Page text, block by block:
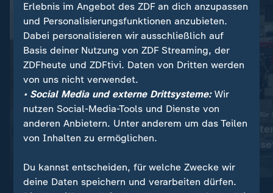
Verteidigung gegen Russland
"Selenskyj setzt vor allen
Dingen auf die USA"
Video
Sonntagsfahrverbot für
verteidigt
Video 1:48
Erlebnis im Angebot des ZDF an dich anzupassen
und Personalisierungsfunktionen anzubieten.
Dabei personalisieren wir ausschließlich auf
Basis deiner Nutzung von ZDF Streaming, der
ZDFheute und ZDFtivi. Daten von Dritten werden
von uns nicht verwendet.
• Social Media und externe Drittsysteme:Wir
nutzen Social-Media-Tools und Dienste von
anderen Anbietern. Unter anderem um das Teilen
von Inhalten zu ermöglichen.
Du kannst entscheiden, für welche Zwecke wir
deine Daten speichern und verarbeiten dürfen.